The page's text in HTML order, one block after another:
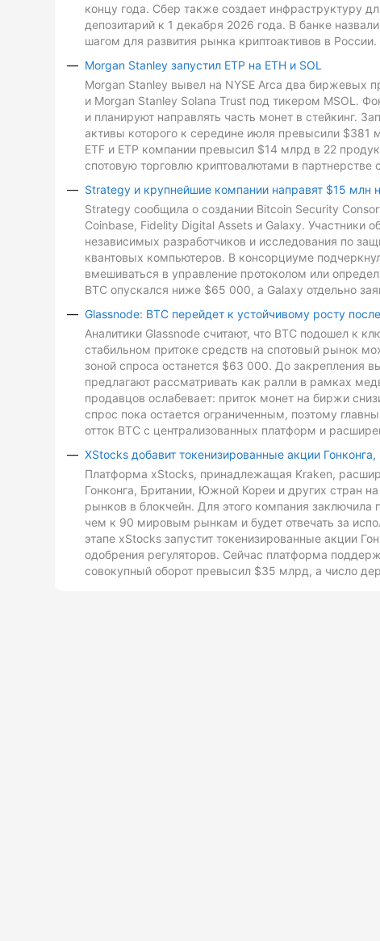
концу года. Сбер также создает инфраструктуру
депозитарий к 1 декабря 2026 года. В банке
шагом для развития рынка криптоактивов в России.
Morgan Stanley запустил ETP на ETH и SOL
Morgan Stanley вывел на NYSE Arca два биржевых
и Morgan Stanley Solana Trust под тикером MSOL.
и планируют направлять часть монет в стейкинг.
активы которого к середине июля превысили
ETF и ETP компании превысил $14 млрд в 22
спотовую торговлю криптовалютами в партнерстве
Strategy и крупнейшие компании направят $15 млн
Strategy сообщила о создании Bitcoin Security
Coinbase, Fidelity Digital Assets и Galaxy. Участники
независимых разработчиков и исследования по
квантовых компьютеров. В консорциуме
вмешиваться в управление протоколом или
BTC опускался ниже $65 000, а Galaxy отдельно
Glassnode: BTC перейдет к устойчивому росту
Аналитики Glassnode считают, что BTC подошел к
стабильном притоке средств на спотовый рынок
зоной спроса останется $63 000. До закрепления
предлагают рассматривать как ралли в рамках
продавцов ослабевает: приток монет на биржи
спрос пока остается ограниченным, поэтому
отток BTC с централизованных платформ и
XStocks добавит токенизированные акции
Платформа xStocks, принадлежащая Kraken,
Гонконга, Британии, Южной Кореи и других стран
рынков в блокчейн. Для этого компания заключила
чем к 90 мировым рынкам и будет отвечать за
этапе xStocks запустит токенизированные акции
одобрения регуляторов. Сейчас платформа
совокупный оборот превысил $35 млрд, а число